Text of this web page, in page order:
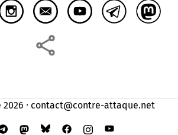
2026 ⸱ contact@contre-attaque.net